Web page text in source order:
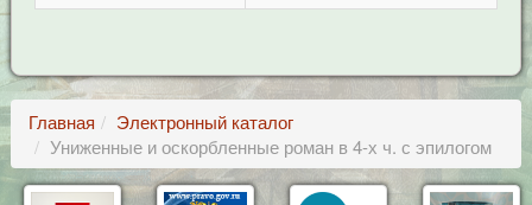
Главная
Электронный каталог
Униженные и оскорбленные роман в 4-х ч. с эпилогом